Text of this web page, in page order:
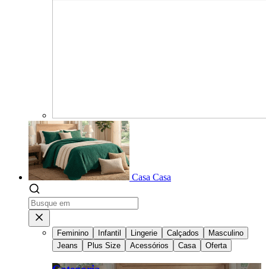
Casa Casa
Feminino Infantil Lingerie Calçados
Masculino
Jeans
Plus Size Acessórios Casa Oferta